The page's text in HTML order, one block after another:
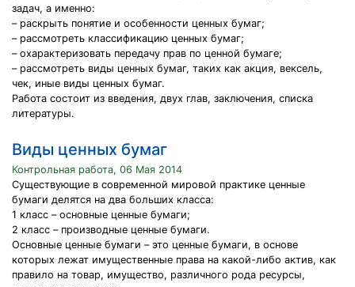
задач, а именно:
– раскрыть понятие и особенности ценных бумаг;
– рассмотреть классификацию ценных бумаг;
– охарактеризовать передачу прав по ценной бумаге;
– рассмотреть виды ценных бумаг, таких как акция, вексель,
чек, иные виды ценных бумаг.
Работа состоит из введения, двух глав, заключения, списка
литературы.
Виды ценных бумаг
Контрольная работа, 06 Мая 2014
Существующие в современной мировой практике ценные
бумаги делятся на два больших класса:
1 класс – основные ценные бумаги;
2 класс – производные ценные бумаги.
Основные ценные бумаги – это ценные бумаги, в основе
которых лежат имущественные права на какой-либо актив, как
правило на товар, имущество, различного рода ресурсы,